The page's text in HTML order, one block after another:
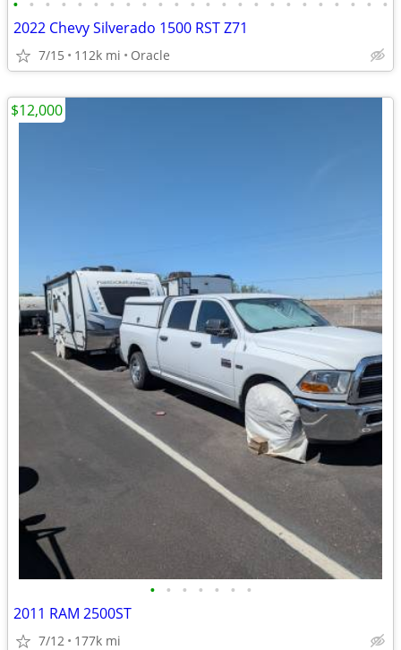
• • • • • • • • • • • • • • • • • • • • • • • •
2022 Chevy Silverado 1500 RST Z71
7/15 112k mi Oracle
• • • • • • •
2011 RAM 2500ST
7/12 177k mi
$12,000